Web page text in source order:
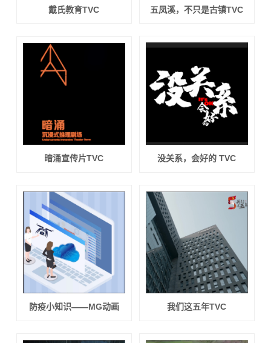
戴氏教育TVC 五凤溪，不只是古镇TVC
暗涌宣传片TVC 没关系，会好的 TVC
防疫小知识——MG动画 我们这五年TVC